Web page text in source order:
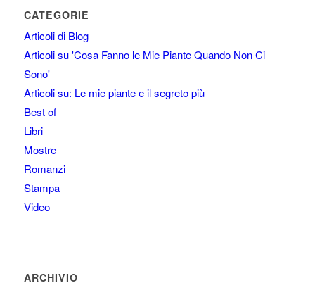
CATEGORIE
Articoli di Blog
Articoli su 'Cosa Fanno le Mie Piante Quando Non Ci
Sono'
Articoli su: Le mie piante e il segreto più
Best of
Libri
Mostre
Romanzi
Stampa
Video
ARCHIVIO